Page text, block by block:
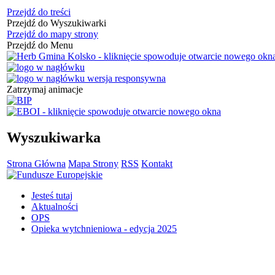
Przejdź do treści
Przejdź do Wyszukiwarki
Przejdź do mapy strony
Przejdź do Menu
Zatrzymaj animacje
Wyszukiwarka
Strona Główna Mapa Strony RSS Kontakt
Jesteś tutaj
Aktualności
OPS
Opieka wytchnieniowa - edycja 2025